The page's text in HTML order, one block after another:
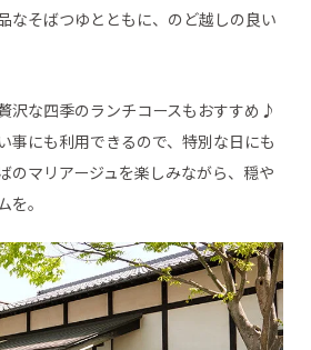
なそばつゆとともに、のど越しの良い
沢な四季のランチコースもおすすめ♪
事にも利用できるので、特別な日にも
のマリアージュを楽しみながら、穏や
。